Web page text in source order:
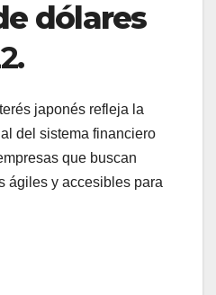
dólares
japonés refleja la
del sistema financiero
que buscan
ágiles y accesibles para